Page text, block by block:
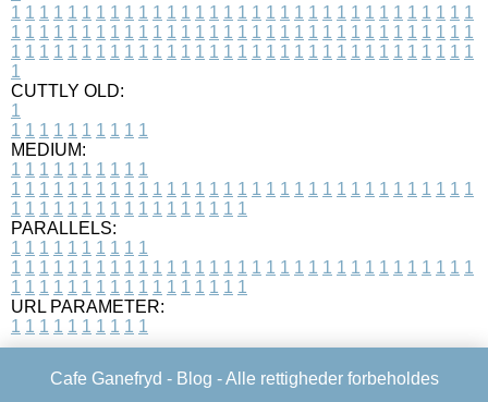
1 1 1 1 1 1 1 1 1 1 1 1 1 1 1 1 1 1 1 1 1 1 1 1 1 1 1 1 1 1 1 1 1
1 1 1 1 1 1 1 1 1 1 1 1 1 1 1 1 1 1 1 1 1 1 1 1 1 1 1 1 1 1 1 1 1
1 1 1 1 1 1 1 1 1 1 1 1 1 1 1 1 1 1 1 1 1 1 1 1 1 1 1 1 1 1 1 1 1
1
CUTTLY OLD:
1
1 1 1 1 1 1 1 1 1 1
MEDIUM:
1 1 1 1 1 1 1 1 1 1
1 1 1 1 1 1 1 1 1 1 1 1 1 1 1 1 1 1 1 1 1 1 1 1 1 1 1 1 1 1 1 1 1
1 1 1 1 1 1 1 1 1 1 1 1 1 1 1 1 1
PARALLELS:
1 1 1 1 1 1 1 1 1 1
1 1 1 1 1 1 1 1 1 1 1 1 1 1 1 1 1 1 1 1 1 1 1 1 1 1 1 1 1 1 1 1 1
1 1 1 1 1 1 1 1 1 1 1 1 1 1 1 1 1
URL PARAMETER:
1 1 1 1 1 1 1 1 1 1
Cafe Ganefryd - Blog - Alle rettigheder forbeholdes